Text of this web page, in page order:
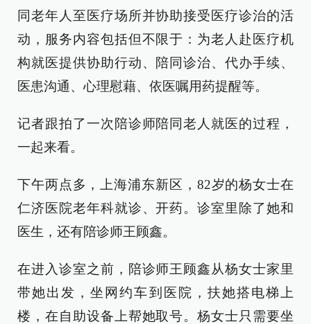
同老年人至医疗场所并协助接受医疗诊治的活
动，服务内容包括但不限于：为老人赴医疗机
构就医提供协助行动、陪同诊治、代办手续、
医患沟通、心理慰藉、依医嘱用药提醒等。
记者跟拍了一次陪诊师陪同老人就医的过程，
一起来看。
下午两点多，上海浦东新区，82岁的杨女士在
仁济医院老年科就诊、开药。诊室里除了她和
医生，还有陪诊师王顾鑫。
在进入诊室之前，陪诊师王顾鑫从杨女士家里
带她出发，坐网约车到医院，扶她搭电梯上
楼，在自助设备上帮她取号。杨女士只需要坐